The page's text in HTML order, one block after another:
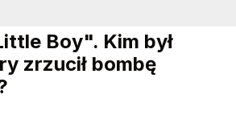
Boy". Kim był
zrzucił bombę